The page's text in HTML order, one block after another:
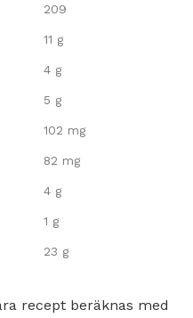
209
11 g
4 g
5 g
102 mg
82 mg
4 g
1 g
23 g
recept beräknas med